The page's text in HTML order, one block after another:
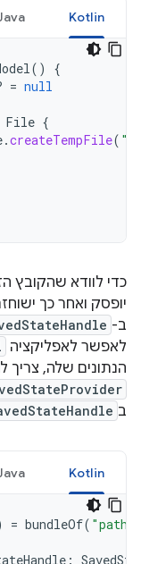
Kotlin
()
{
= null
File {
.createTempFile(
כדי לוודא שהקובץ
יופסק ואחר כך
ב-
לאפשר לאפליקציה
הנתונים שלה, צריך
ב
Kotlin
= bundleOf( "path"
: